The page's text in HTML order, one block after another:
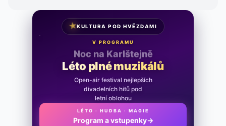
★KULTURA POD HVĚZDAMI
V PROGRAMU
Noc na Karlštejně
Léto plné muzikálů
Open-air festival nejlepších
divadelních hitů pod
letní oblohou
LÉTO · HUDBA · MAGIE
Program a vstupenky →